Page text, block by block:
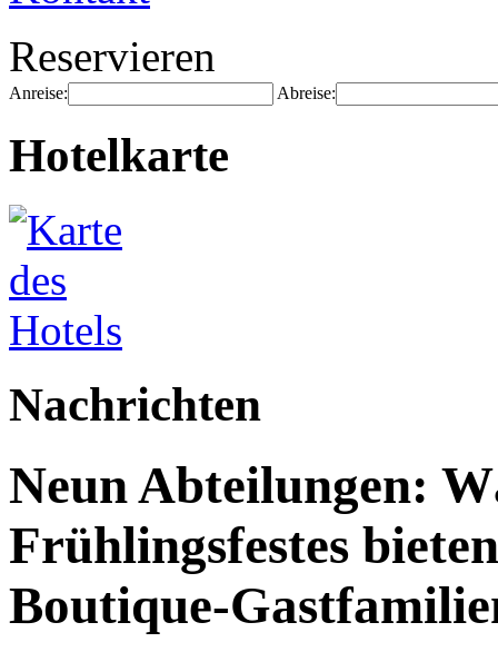
Reservieren
Anreise: Abreise:
Hotelkarte
Nachrichten
Neun Abteilungen:
Frühlingsfestes
Boutique-